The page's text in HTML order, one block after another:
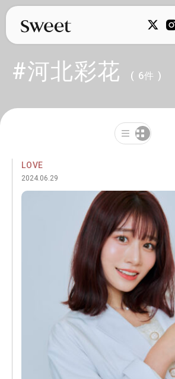
#河北彩花 ( 6件 )
LOVE
2024.06.29